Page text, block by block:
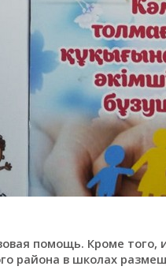
помощь. Кроме
района в школах